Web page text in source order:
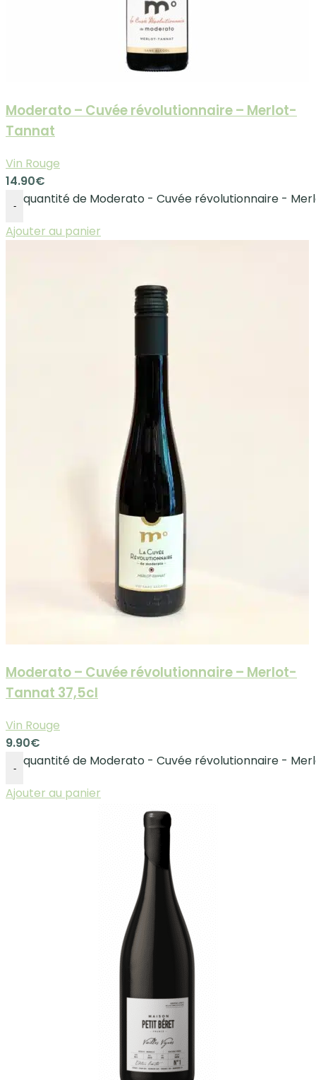
Moderato – Cuvée révolutionnaire – Merlot-
Tannat
Vin Rouge
14.90€
-
quantité de Moderato - Cuvée révolutionnaire -
Ajouter au panier
Moderato – Cuvée révolutionnaire – Merlot-
Tannat 37,5cl
Vin Rouge
9.90€
-
quantité de Moderato - Cuvée révolutionnaire -
Ajouter au panier